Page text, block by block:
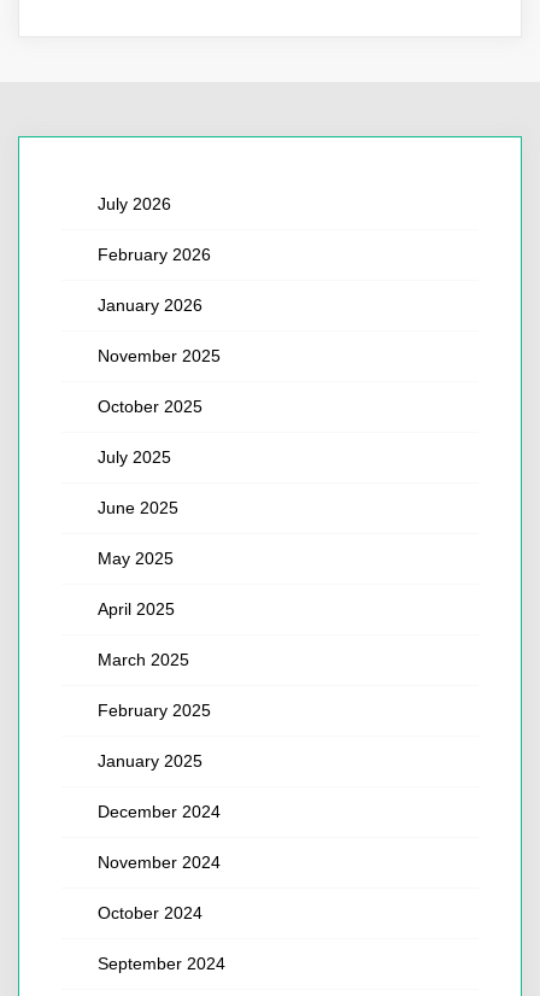
July 2026
February 2026
January 2026
November 2025
October 2025
July 2025
June 2025
May 2025
April 2025
March 2025
February 2025
January 2025
December 2024
November 2024
October 2024
September 2024